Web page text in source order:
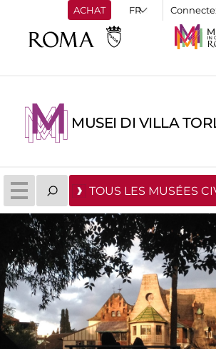
ACHAT
MUSEI DI VILLA
TOUS LES MUSÉES